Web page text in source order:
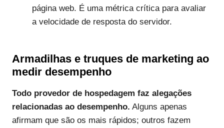
página web. É uma métrica crítica para avaliar
a velocidade de resposta do servidor.
Armadilhas e truques de marketing ao
medir desempenho
Todo provedor de hospedagem faz alegações
relacionadas ao desempenho. Alguns apenas
afirmam que são os mais rápidos; outros fazem